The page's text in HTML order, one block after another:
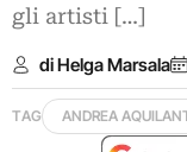
gli artisti […]
di Helga Marsala
TAG ANDREA